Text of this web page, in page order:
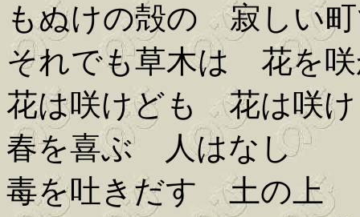
もぬけの殻の 寂しい
それでも草木は 花を
花は咲けども 花は咲
春を喜ぶ 人はなし
毒を吐きだす 土の上